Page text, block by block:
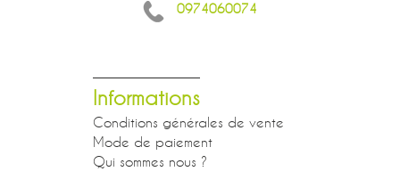
0974060074
Informations
Conditions générales de vente
Mode de paiement
Qui sommes nous ?